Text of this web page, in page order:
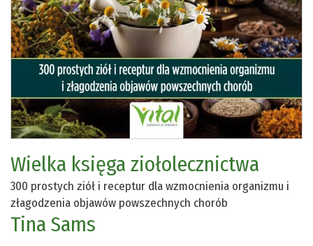
Wielka księga ziołolecznictwa
300 prostych ziół i receptur dla wzmocnienia organizmu i
złagodzenia objawów powszechnych chorób
Tina Sams